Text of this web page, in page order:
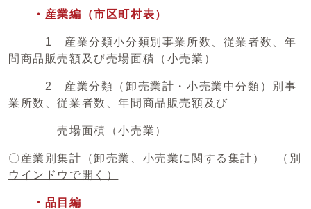
・産業編（市区町村表）
1 産業分類小分類別事業所数、従業者数、年
間商品販売額及び売場面積（小売業）
2 産業分類（卸売業計・小売業中分類）別事
業所数、従業者数、年間商品販売額及び
売場面積（小売業）
〇産業別集計（卸売業、小売業に関する集計）
（別
ウインドウで開く）
・品目編